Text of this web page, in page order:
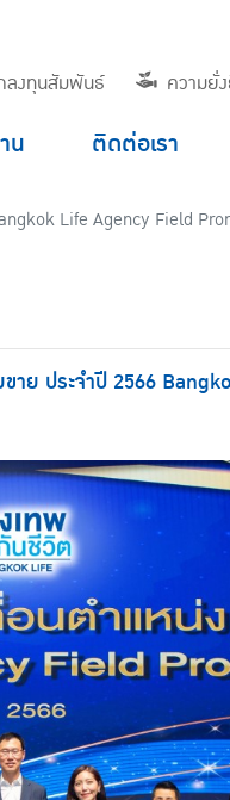
ลงทุนสัมพันธ์ ความยั่
น ติดต่อเรา
Life Agency Field
ย ประจำปี 2566